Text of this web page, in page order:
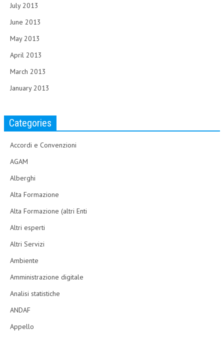
July 2013
June 2013
May 2013
April 2013
March 2013
January 2013
Categories
Accordi e Convenzioni
AGAM
Alberghi
Alta Formazione
Alta Formazione (altri Enti
Altri esperti
Altri Servizi
Ambiente
Amministrazione digitale
Analisi statistiche
ANDAF
Appello